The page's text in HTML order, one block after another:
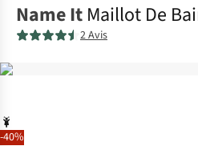
-40%
Name It Maillot De
2 Avis